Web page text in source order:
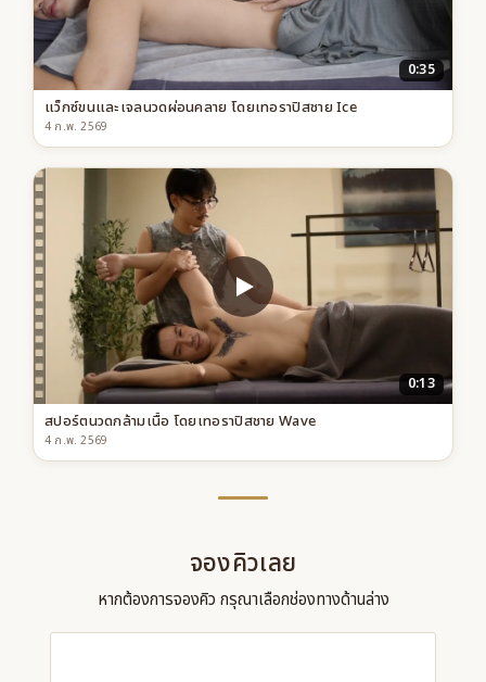
0:35
แว็กซ์ขนและเจลนวดผ่อนคลาย โดยเทอราปิสชาย Ice
4 ก.พ. 2569
0:13
สปอร์ตนวดกล้ามเนื้อ โดยเทอราปิสชาย Wave
4 ก.พ. 2569
จองคิวเลย
หากต้องการจองคิว กรุณาเลือกช่องทางด้านล่าง